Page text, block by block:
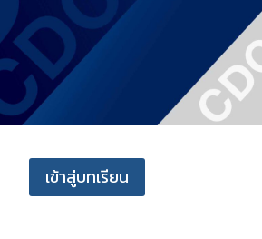
เข้าสู่บทเรียน